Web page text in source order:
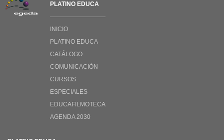
PLATINO EDUCA
INICIO
PLATINO EDUCA
CATÁLOGO
COMUNICACIÓN
CURSOS
ESPECIALES
EDUCAFILMOTECA
AGENDA 2030